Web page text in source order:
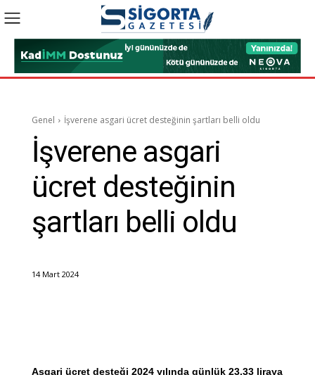
Genel İşverene asgari ücret desteğinin şartları belli oldu
İşverene asgari
ücret desteğinin
şartları belli oldu
14 Mart 2024
Asgari ücret desteği 2024 yılında günlük 23.33 liraya